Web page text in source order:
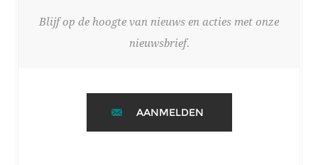
Blijf op de hoogte van nieuws en acties met onze
nieuwsbrief.
AANMELDEN